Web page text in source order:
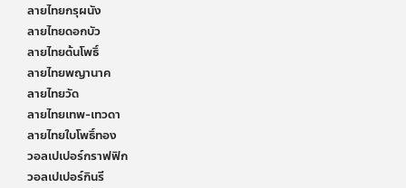
ลายไทยกรุผนัง
ลายไทยดอกบัว
ลายไทยต้นโพธิ์
ลายไทยพญานาค
ลายไทยวัด
ลายไทยเทพ-เทวดา
ลายไทยใบโพธิ์ทอง
วอลเปเปอร์กราฟฟิก
วอลเปเปอร์กินรี